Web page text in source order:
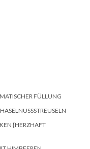
FÜLLUNG
{HERZHAFT A